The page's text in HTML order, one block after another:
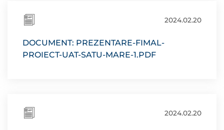
2024.02.20
DOCUMENT: PREZENTARE-FIMAL-
PROIECT-UAT-SATU-MARE-1.PDF
2024.02.20